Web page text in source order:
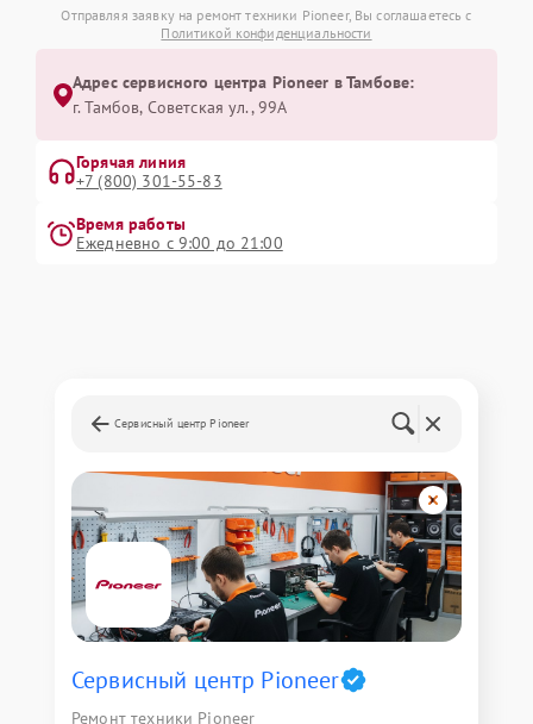
Отправляя заявку на ремонт техники Pioneer, Вы соглашаетесь с
Политикой конфиденциальности
Адрес сервисного центра Pioneer в Тамбове:
г. Тамбов, Советская ул., 99А
Горячая линия
+7 (800) 301-55-83
Время работы
Ежедневно с 9:00 до 21:00
Сервисный центр Pioneer
Сервисный центр Pioneer
Ремонт техники Pioneer